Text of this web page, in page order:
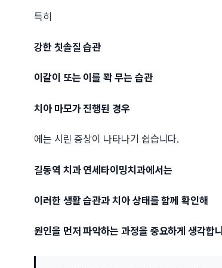
특히
강한 칫솔질 습관
이갈이 또는 이를 꽉 무는 습관
치아 마모가 진행된 경우
에는 시린 증상이 나타나기 쉽습니다.
길동역 치과 연세타이밍치과에서는
이러한 생활 습관과 치아 상태를 함께 확인해
원인을 먼저 파악하는 과정을 중요하게 생각합